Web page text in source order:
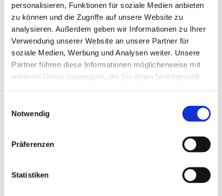
personalisieren, Funktionen für soziale Medien anbieten
zu können und die Zugriffe auf unsere Website zu
analysieren. Außerdem geben wir Informationen zu Ihrer
Verwendung unserer Website an unsere Partner für
soziale Medien, Werbung und Analysen weiter. Unsere
Partner führen diese Informationen möglicherweise mit
weiteren Daten zusammen, die Sie ihnen bereitgestellt
Notwendig
Präferenzen
Statistiken